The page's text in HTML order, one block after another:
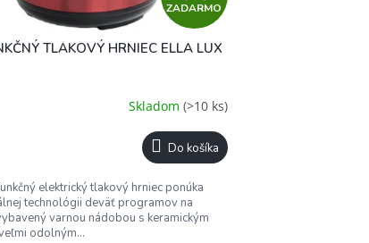
A
D
A
R
M
ZADARMO
TLAKOVÝ HRNIEC ELLA LUX
Skladom (>10 ks)
Do košíka
elektrický tlakový hrniec ponúka
technológii deväť programov na
varnou nádobou s keramickým
odolným...